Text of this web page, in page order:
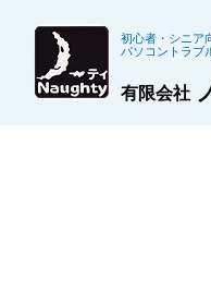
初心者・シニア
パソコントラブ
有限会社